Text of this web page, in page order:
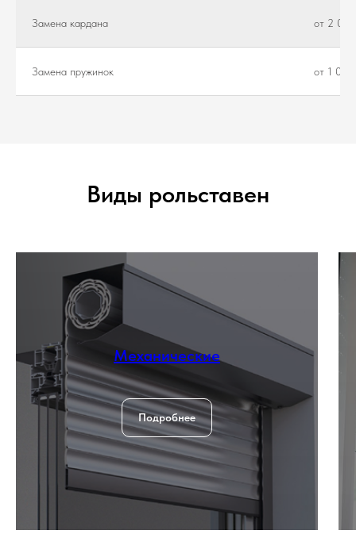
Замена кардана от 2
Замена пружинок от 1
Виды рольставен
Механические
Подробнее